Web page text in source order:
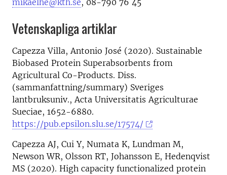
mikaelhe@kth.se, 08-790 76 45
Vetenskapliga artiklar
Capezza Villa, Antonio José (2020). Sustainable
Biobased Protein Superabsorbents from
Agricultural Co-Products. Diss.
(sammanfattning/summary) Sveriges
lantbruksuniv., Acta Universitatis Agriculturae
Sueciae, 1652-6880.
https://pub.epsilon.slu.se/17574/
Capezza AJ, Cui Y, Numata K, Lundman M,
Newson WR, Olsson RT, Johansson E, Hedenqvist
MS (2020). High capacity functionalized protein